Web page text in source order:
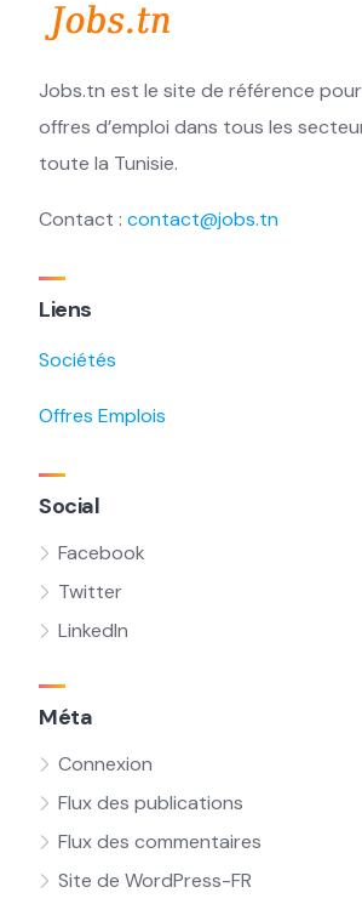
Jobs.tn est le site de référence
offres d’emploi dans tous les
toute la Tunisie.
Contact : contact@jobs.tn
Liens
Sociétés
Offres Emplois
Social
Facebook
Twitter
LinkedIn
Méta
Connexion
Flux des publications
Flux des commentaires
Site de WordPress-FR